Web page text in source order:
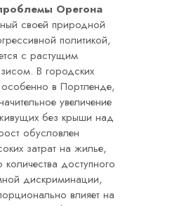
Орегона
своей природной
политикой,
с растущим
В городских
в Портленде,
увеличение
без крыши над
обусловлен
затрат на жилье,
количества доступного
дискриминации,
влияет на